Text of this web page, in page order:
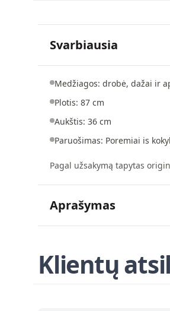
Svarbiausia
Medžiagos: drobė, dažai ir
Plotis: 87 cm
Aukštis: 36 cm
Paruošimas: Poremiai is
Pagal užsakymą tapytas
Aprašymas
Klientų